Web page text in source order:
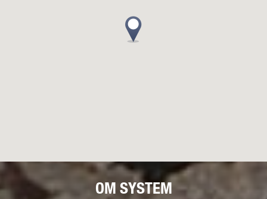
OM SYSTEM